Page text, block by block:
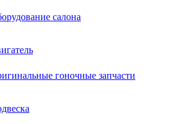
салона
гоночные запчасти